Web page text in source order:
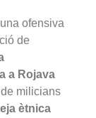
ofensiva
de
a Rojava
milicians
ètnica